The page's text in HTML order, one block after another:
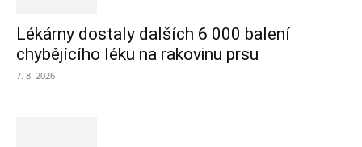
Lékárny dostaly dalších 6 000 balení
chybějícího léku na rakovinu prsu
7. 8. 2026